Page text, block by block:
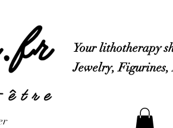
Your lithotherapy
Jewelry, Figurines,